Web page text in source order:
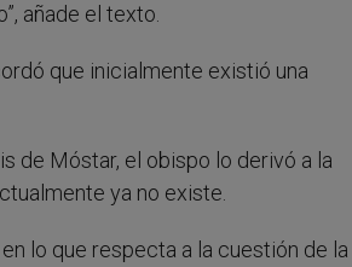
añade el texto.
que inicialmente existió una
de Móstar, el obispo lo derivó a la
ya no existe.
lo que respecta a la cuestión de la